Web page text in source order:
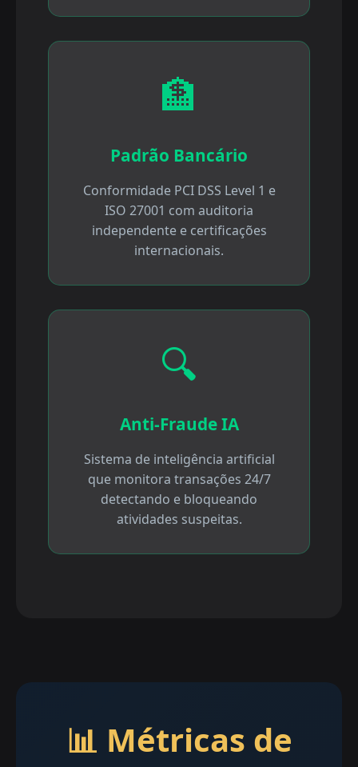
🏦
Padrão Bancário
Conformidade PCI DSS Level 1 e
ISO 27001 com auditoria
independente e certificações
internacionais.
🔍
Anti-Fraude IA
Sistema de inteligência artificial
que monitora transações 24/7
detectando e bloqueando
atividades suspeitas.
📊 Métricas de